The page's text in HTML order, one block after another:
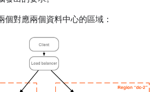
個對應兩個資料中心的區域：